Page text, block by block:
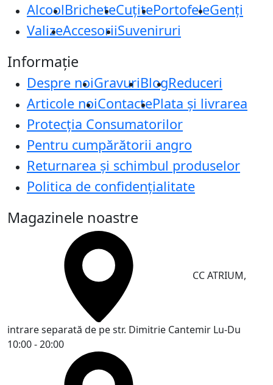
AlcoolBricheteCuțitePortofeleGenți
ValizeAccesoriiSuveniruri
Informație
Despre noiGravuriBlogReduceri
Articole noiContactePlata și livrarea
Protecţia Consumatorilor
Pentru cumpărătorii angro
Returnarea și schimbul produselor
Politica de confidențialitate
Magazinele noastre
CC ATRIUM,
intrare separată de pe str. Dimitrie Cantemir Lu-Du
10:00 - 20:00